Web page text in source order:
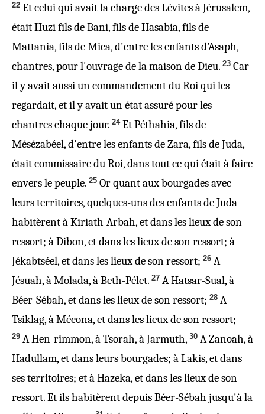
22 Et celui qui avait la charge des Lévites à Jérusalem,
était Huzi fils de Bani, fils de Hasabia, fils de
Mattania, fils de Mica, d'entre les enfants d'Asaph,
chantres, pour l'ouvrage de la maison de Dieu. 23 Car
il y avait aussi un commandement du Roi qui les
regardait, et il y avait un état assuré pour les
chantres chaque jour. 24 Et Péthahia, fils de
Mésézabéel, d'entre les enfants de Zara, fils de Juda,
était commissaire du Roi, dans tout ce qui était à faire
envers le peuple. 25 Or quant aux bourgades avec
leurs territoires, quelques-uns des enfants de Juda
habitèrent à Kiriath-Arbah, et dans les lieux de son
ressort; à Dibon, et dans les lieux de son ressort; à
Jékabtséel, et dans les lieux de son ressort; 26 A
Jésuah, à Molada, à Beth-Pélet. 27 A Hatsar-Sual, à
Béer-Sébah, et dans les lieux de son ressort; 28 A
Tsiklag, à Mécona, et dans les lieux de son ressort;
29 A Hen-rimmon, à Tsorah, à Jarmuth, 30 A Zanoah, à
Hadullam, et dans leurs bourgades; à Lakis, et dans
ses territoires; et à Hazeka, et dans les lieux de son
ressort. Et ils habitèrent depuis Béer-Sébah jusqu'à la